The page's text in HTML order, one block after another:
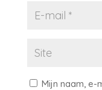
Mijn naam, e-